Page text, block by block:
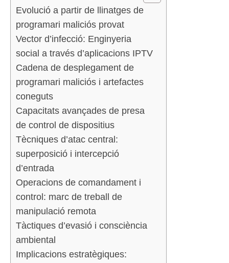
Evolució a partir de llinatges de
programari maliciós provat
Vector d’infecció: Enginyeria
social a través d’aplicacions IPTV
Cadena de desplegament de
programari maliciós i artefactes
coneguts
Capacitats avançades de presa
de control de dispositius
Tècniques d’atac central:
superposició i intercepció
d’entrada
Operacions de comandament i
control: marc de treball de
manipulació remota
Tàctiques d’evasió i consciència
ambiental
Implicacions estratègiques: